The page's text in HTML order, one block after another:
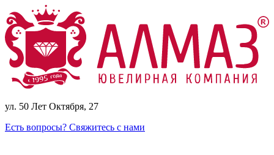
ул. 50 Лет Октября, 27
Есть вопросы? Свяжитесь с нами